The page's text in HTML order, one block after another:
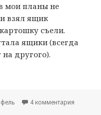
мои планы не
взял ящик
съели.
ящики (всегда
другого).
картофель из
4 комментария